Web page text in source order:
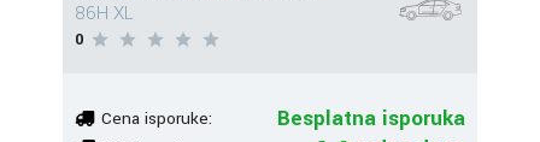
86H XL
0
Cena isporuke: Besplatna isporuka